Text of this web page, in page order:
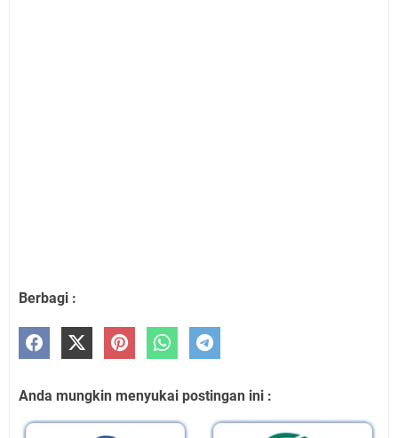
Berbagi :
Anda mungkin menyukai postingan ini :